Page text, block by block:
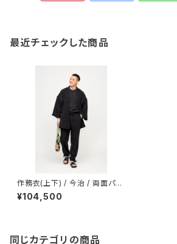
最近チェックした商品
作務衣(上下) / 今治 / 両面パイ
ル強撚 / BLACK（With tailori
ng）
¥104,500
同じカテゴリの商品